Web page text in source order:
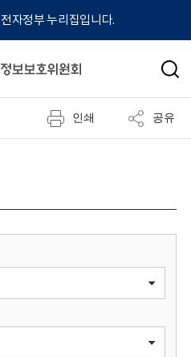
자정부 누리집입니다.
검
인쇄 공유